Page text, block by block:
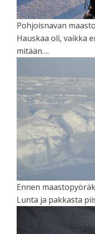
Pohjoisnavan
Hauskaa oli, vaikka
mitään….
Ennen
Lunta ja pakkasta